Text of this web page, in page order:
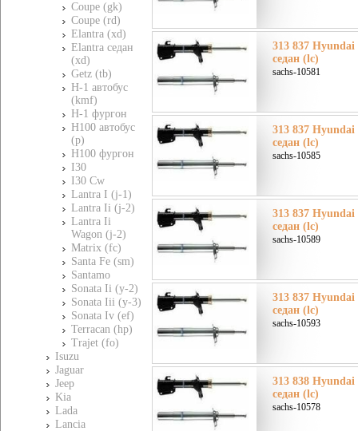
Coupe (gk)
Coupe (rd)
Elantra (xd)
Elantra седан
(xd)
Getz (tb)
H-1 автобус
(kmf)
H-1 фургон
H100 автобус
(p)
H100 фургон
I30
I30 Cw
Lantra I (j-1)
Lantra Ii (j-2)
Lantra Ii
Wagon (j-2)
Matrix (fc)
Santa Fe (sm)
Santamo
Sonata Ii (y-2)
Sonata Iii (y-3)
Sonata Iv (ef)
Terracan (hp)
Trajet (fo)
Isuzu
Jaguar
Jeep
Kia
Lada
Lancia
313 837
седан (lc)
sachs-10581
313 837
седан (lc)
sachs-10585
313 837
седан (lc)
sachs-10589
313 837
седан (lc)
sachs-10593
313 838
седан (lc)
sachs-10578